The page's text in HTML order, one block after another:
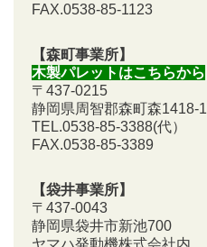
FAX.0538-85-1123
【森町事業所】
木製パレットはこちらから
〒437-0215
静岡県周智郡森町森1418-1
TEL.0538-85-3388(代）
FAX.0538-85-3389
【袋井事業所】
〒437-0043
静岡県袋井市新池700
ヤマハ発動機株式会社内